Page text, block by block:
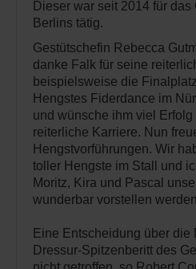
Dieser war seit 2014 für das
Berlins tätig.
Gestütschefin Rebecca
danke Falk für seine
beispielsweise die
Hengstes Fiderdance im
und wünsche ihm viel
reiterliche Karriere. Nun
Hengstvorführungen. Wir
toller Hengste im Stall und
Moritz, Kira und Pascal
wunderbar vorstellen
Eine Entscheidung über die
Dressur-Spitzenberitt des